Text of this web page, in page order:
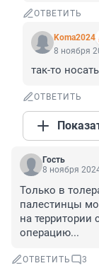
ОТВЕТИТЬ
Koma2024
8 ноября
так-то
ОТВЕТИТЬ
Гость
8 ноября
Только в
палестинцы
на
операцию...
ОТВЕТИТЬ 3